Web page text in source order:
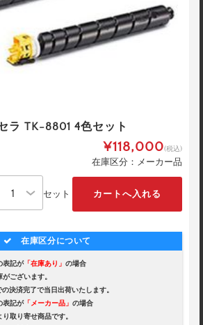
ラ TK-8801 4色セット
¥118,000(税込)
在庫区分：メーカー品
セット
在庫区分について
表記が「在庫あり」 の場合
ざいます。
完了で当日出荷いたします。
表記が「メーカー品」 の場合
り寄せ商品です。